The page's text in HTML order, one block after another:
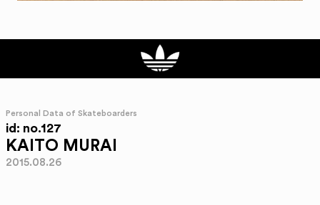
Personal Data of Skateboarders
id: no.127
KAITO MURAI
2015.08.26